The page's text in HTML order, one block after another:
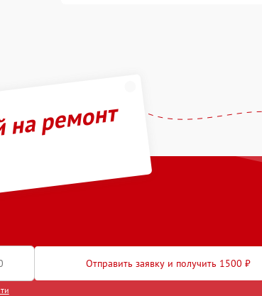
ремонт
Отправить заявку и получить 1500 ₽